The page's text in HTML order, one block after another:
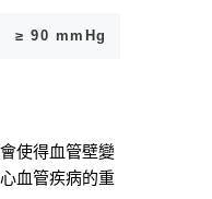
≥ 90 mmHg
使得血管壁變
血管疾病的重